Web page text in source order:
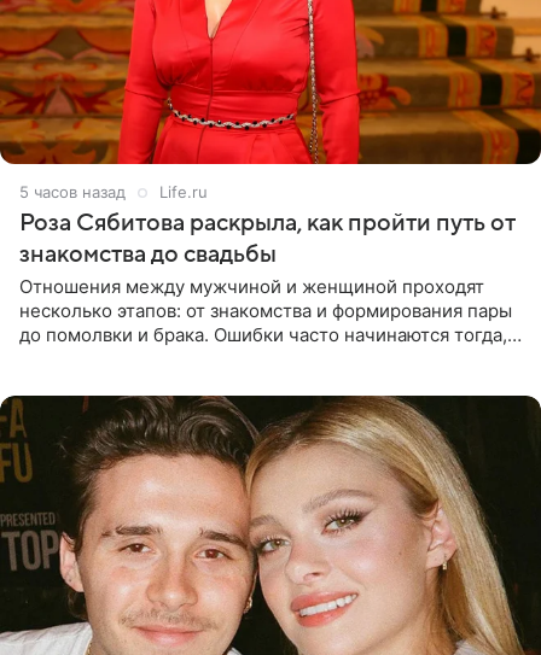
5 часов назад Life.ru
Роза Сябитова раскрыла, как пройти путь от
знакомства до свадьбы
Отношения между мужчиной и женщиной проходят
несколько этапов: от знакомства и формирования пары
до помолвки и брака. Ошибки часто начинаются тогда,